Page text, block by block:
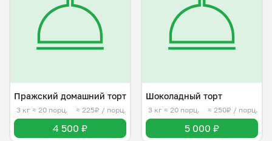
Пражский домашний торт
3 кг ≈ 20 порц. ≈ 225₽ / порц.
4 500 ₽
Шоколадный торт
3 кг ≈ 20 порц. ≈ 250₽ / порц.
5 000 ₽